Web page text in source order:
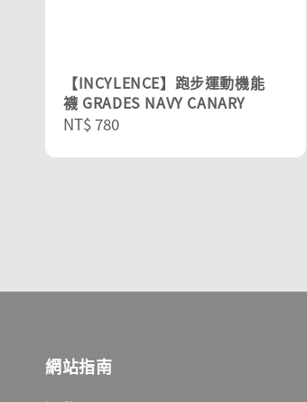
【INCYLENCE】跑步運動機能
襪 GRADES NAVY CANARY
Regular
NT$ 780
網站指南